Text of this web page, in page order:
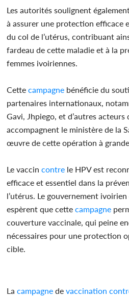
Les autorités soulignent
à assurer une protection efficace
du col de l’utérus, contribuant
fardeau de cette maladie et à la
femmes ivoiriennes.
Cette campagne bénéficie du
partenaires internationaux,
Gavi, Jhpiego, et d’autres
accompagnent le ministère de la
œuvre de cette opération à grande
Le vaccin contre le HPV est
efficace et essentiel dans la
l’utérus. Le gouvernement
espèrent que cette campagne
couverture vaccinale, qui peine
nécessaires pour une protection
cible.
La campagne de vaccination